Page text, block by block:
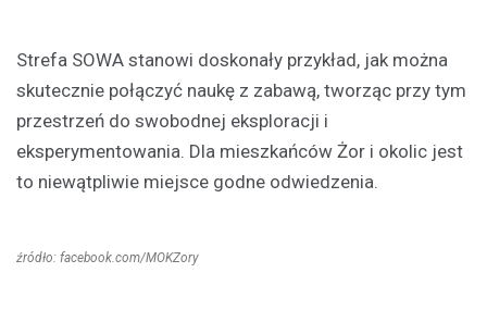
Strefa SOWA stanowi doskonały przykład, jak można
skutecznie połączyć naukę z zabawą, tworząc przy tym
przestrzeń do swobodnej eksploracji i
eksperymentowania. Dla mieszkańców Żor i okolic jest
to niewątpliwie miejsce godne odwiedzenia.
źródło: facebook.com/MOKZory